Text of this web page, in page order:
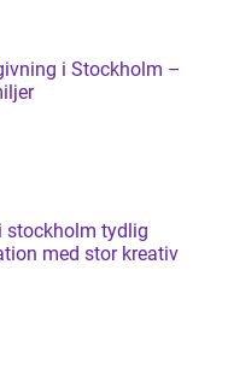
i Stockholm –
tydlig
med stor kreativ